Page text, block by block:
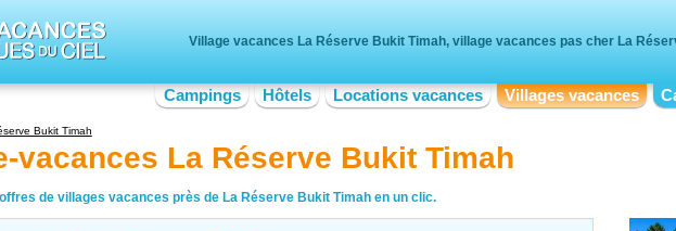
Village vacances La Réserve Bukit Timah, village vacances pas cher La
Campings Hôtels Locations vacances Villages vacances
Bukit Timah
vacances La Réserve Bukit Timah
de villages vacances près de La Réserve Bukit Timah en un clic.